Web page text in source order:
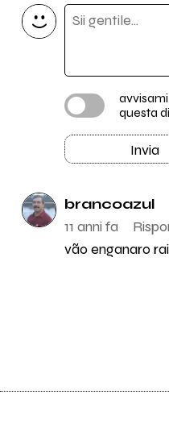
questa
Invia
brancoazul
11 anni fa
vão enganaro